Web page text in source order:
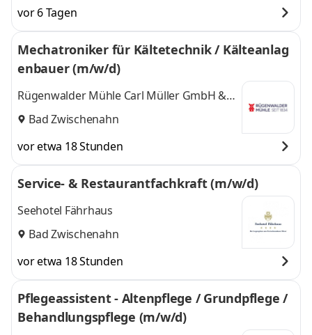
vor 6 Tagen
Mechatroniker für Kältetechnik / Kälteanlag
enbauer (m/w/d)
Rügenwalder Mühle Carl Müller GmbH &
Co. KG
Bad Zwischenahn
vor etwa 18 Stunden
Service- & Restaurantfachkraft (m/w/d)
Seehotel Fährhaus
Bad Zwischenahn
vor etwa 18 Stunden
Pflegeassistent - Altenpflege / Grundpflege /
Behandlungspflege (m/w/d)